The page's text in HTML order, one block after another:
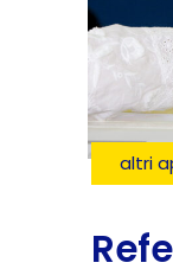
altri